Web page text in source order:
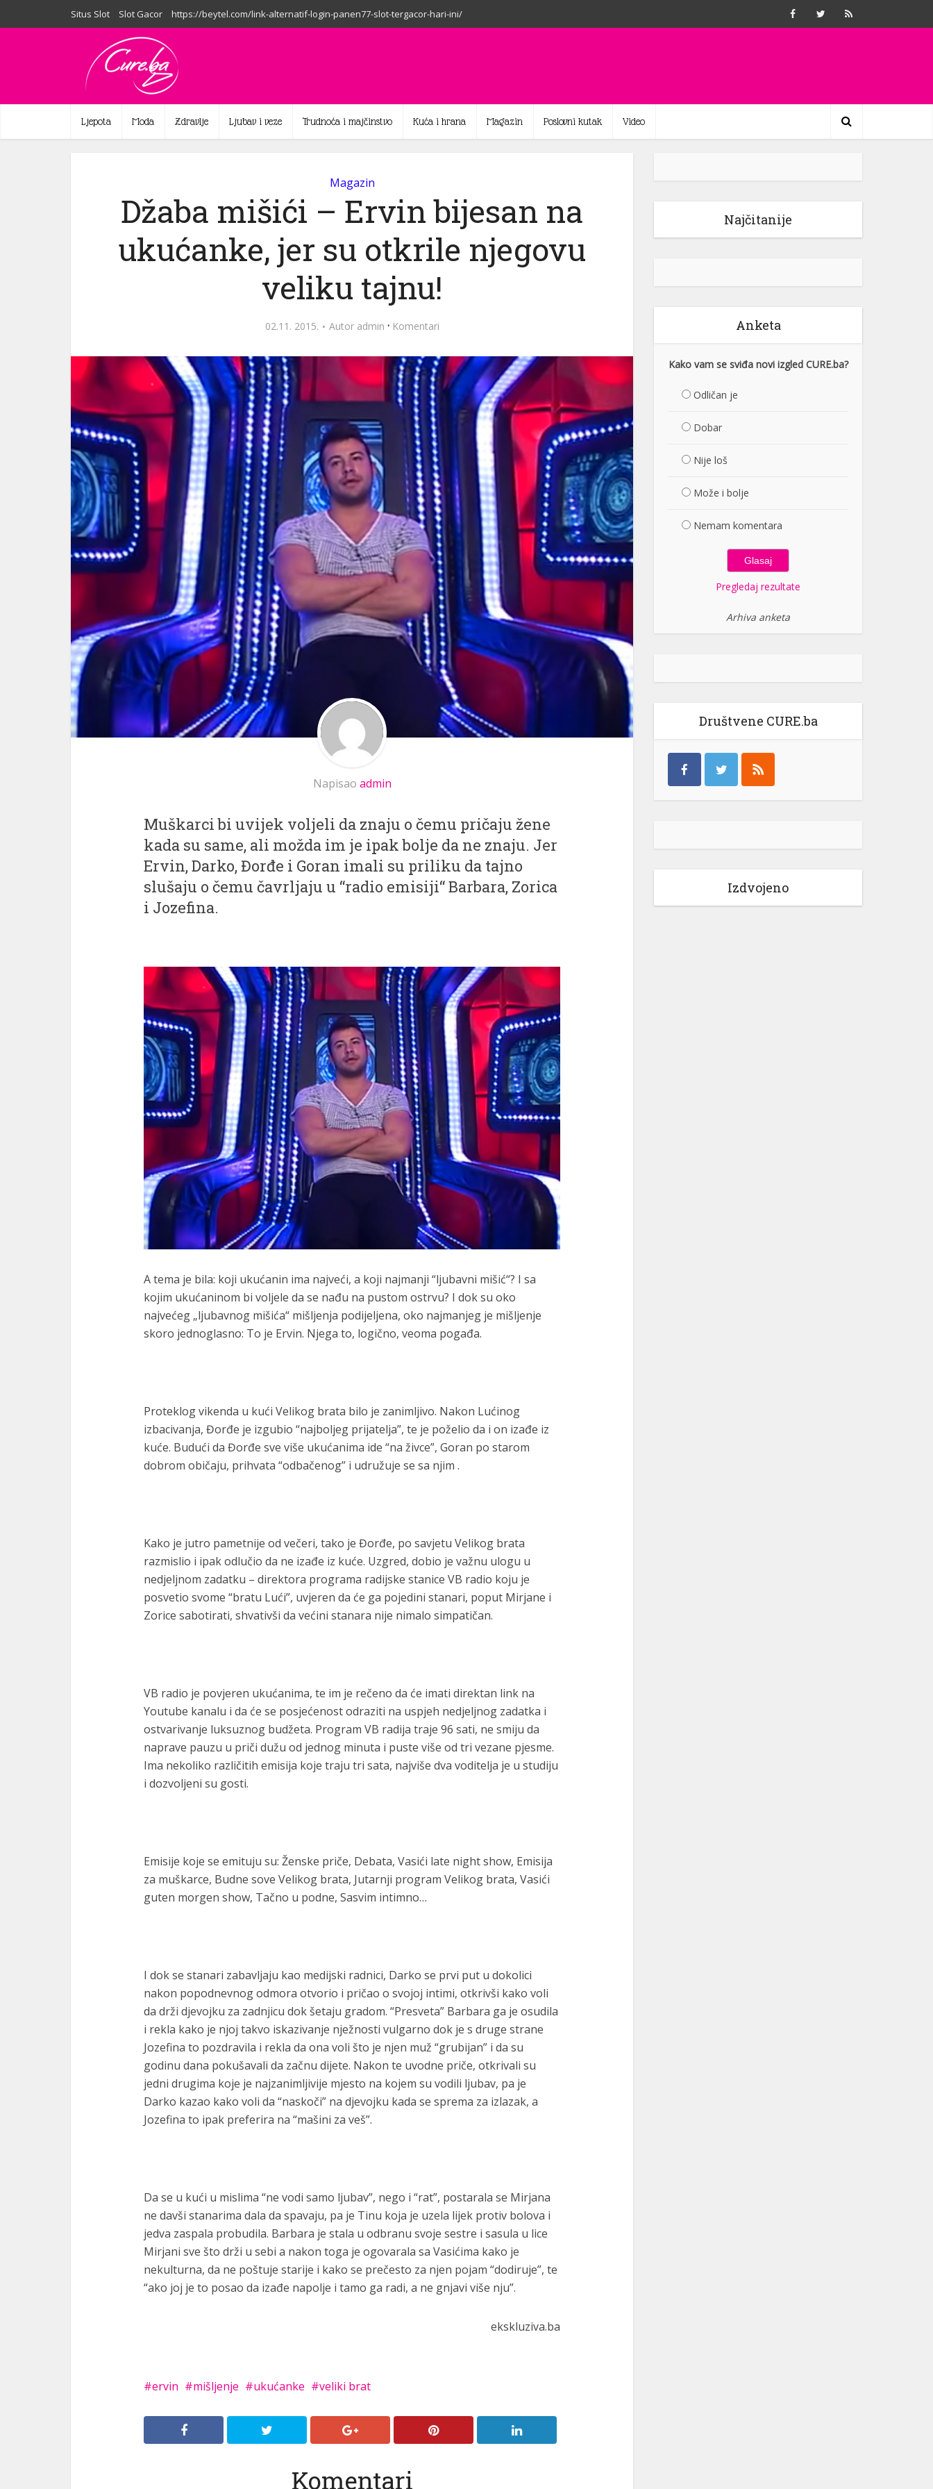
Situs Slot Slot Gacor https://beytel.com/link-alternatif-login-panen77-slot-tergacor-hari-ini/
Ljepota Moda Zdravlje Ljubav i veze Trudnoća i majčinstvo Kuća i hrana Magazin Poslovni kutak Video
Magazin
Džaba mišići – Ervin bijesan na
ukućanke, jer su otkrile njegovu
veliku tajnu!
02.11. 2015. Autor admin · Komentari
Napisao admin
Muškarci bi uvijek voljeli da znaju o čemu pričaju žene
kada su same, ali možda im je ipak bolje da ne znaju. Jer
Ervin, Darko, Đorđe i Goran imali su priliku da tajno
slušaju o čemu čavrljaju u “radio emisiji“ Barbara, Zorica
i Jozefina.
A tema je bila: koji ukućanin ima najveći, a koji najmanji “ljubavni mišić“? I sa
kojim ukućaninom bi voljele da se nađu na pustom ostrvu? I dok su oko
najvećeg „ljubavnog mišića“ mišljenja podijeljena, oko najmanjeg je mišljenje
skoro jednoglasno: To je Ervin. Njega to, logično, veoma pogađa.
Proteklog vikenda u kući Velikog brata bilo je zanimljivo. Nakon Lućinog
izbacivanja, Đorđe je izgubio “najboljeg prijatelja”, te je poželio da i on izađe iz
kuće. Budući da Đorđe sve više ukućanima ide “na živce”, Goran po starom
dobrom običaju, prihvata “odbačenog” i udružuje se sa njim .
Kako je jutro pametnije od večeri, tako je Đorđe, po savjetu Velikog brata
razmislio i ipak odlučio da ne izađe iz kuće. Uzgred, dobio je važnu ulogu u
nedjeljnom zadatku – direktora programa radijske stanice VB radio koju je
posvetio svome “bratu Lući”, uvjeren da će ga pojedini stanari, poput Mirjane i
Zorice sabotirati, shvativši da većini stanara nije nimalo simpatičan.
VB radio je povjeren ukućanima, te im je rečeno da će imati direktan link na
Youtube kanalu i da će se posjećenost odraziti na uspjeh nedjeljnog zadatka i
ostvarivanje luksuznog budžeta. Program VB radija traje 96 sati, ne smiju da
naprave pauzu u priči dužu od jednog minuta i puste više od tri vezane pjesme.
Ima nekoliko različitih emisija koje traju tri sata, najviše dva voditelja je u studiju
i dozvoljeni su gosti.
Emisije koje se emituju su: Ženske priče, Debata, Vasići late night show, Emisija
za muškarce, Budne sove Velikog brata, Jutarnji program Velikog brata, Vasići
guten morgen show, Tačno u podne, Sasvim intimno…
I dok se stanari zabavljaju kao medijski radnici, Darko se prvi put u dokolici
nakon popodnevnog odmora otvorio i pričao o svojoj intimi, otkrivši kako voli
da drži djevojku za zadnjicu dok šetaju gradom. “Presveta” Barbara ga je osudila
i rekla kako je njoj takvo iskazivanje nježnosti vulgarno dok je s druge strane
Jozefina to pozdravila i rekla da ona voli što je njen muž “grubijan” i da su
godinu dana pokušavali da začnu dijete. Nakon te uvodne priče, otkrivali su
jedni drugima koje je najzanimljivije mjesto na kojem su vodili ljubav, pa je
Darko kazao kako voli da “naskoči” na djevojku kada se sprema za izlazak, a
Jozefina to ipak preferira na “mašini za veš”.
Da se u kući u mislima “ne vodi samo ljubav”, nego i “rat”, postarala se Mirjana
ne davši stanarima dala da spavaju, pa je Tinu koja je uzela lijek protiv bolova i
jedva zaspala probudila. Barbara je stala u odbranu svoje sestre i sasula u lice
Mirjani sve što drži u sebi a nakon toga je ogovarala sa Vasićima kako je
nekulturna, da ne poštuje starije i kako se prečesto za njen pojam “dodiruje”, te
“ako joj je to posao da izađe napolje i tamo ga radi, a ne gnjavi više nju”.
ekskluziva.ba
ervin mišljenje ukućanke veliki brat
Komentari
Najčitanije
Anketa
Kako vam se sviđa novi izgled CURE.ba?
Odličan je
Dobar
Nije loš
Može i bolje
Nemam komentara
Pregledaj rezultate
Arhiva anketa
Društvene CURE.ba
Izdvojeno